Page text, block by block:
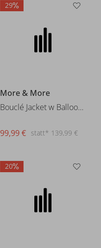
29
More & More
Bouclé Jacket w Balloon Sleeve
statt* 139,99 €
99,99 €
20